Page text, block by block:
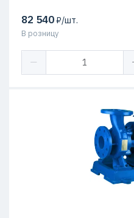
82 540₽/шт.
В розницу